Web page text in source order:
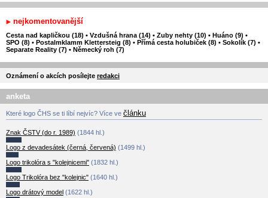
nejkomentovanější
Cesta nad kapličkou (18) • Vzdušná hrana (14) • Zuby nehty (10) • Huáno (9) •
SPO (8) • Postalmklamm Klettersteig (8) • Přímá cesta holubiček (8) • Sokolík (7) •
Separate Reality (7) • Německý roh (7)
Oznámení o akcích posílejte redakci
anketa
Které logo ČHS se ti líbí nejvíc? Více ve článku
Znak ČSTV (do r. 1989) (1844 hl.)
Logo z devadesátek (černá, červená) (1499 hl.)
Logo trikolóra s "kolejnicemi" (1832 hl.)
Logo Trikolóra bez "kolejnic" (1640 hl.)
Logo drátový model (1622 hl.)